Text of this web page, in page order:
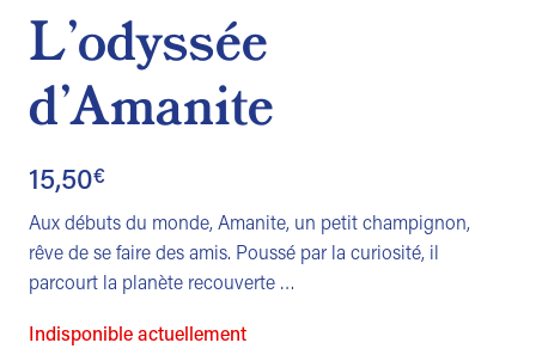
L’odyssée
d’Amanite
15,50€
Aux débuts du monde, Amanite, un petit champignon,
rêve de se faire des amis. Poussé par la curiosité, il
parcourt la planète recouverte …
Indisponible actuellement